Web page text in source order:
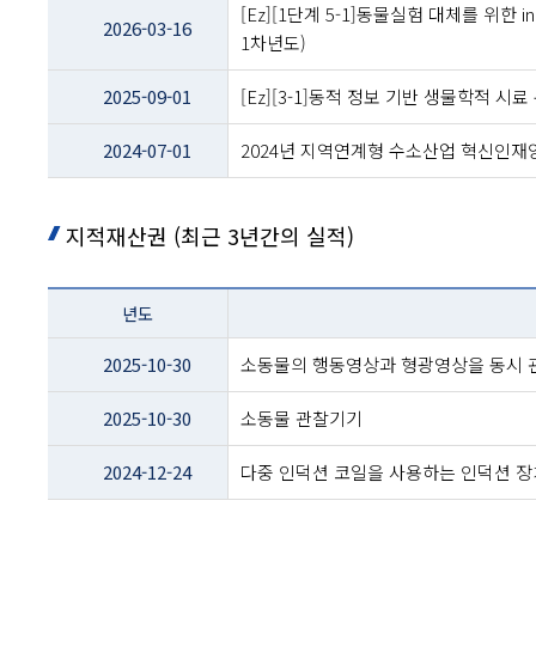
제목
2026-03-16
[Ez][1단계 5-1]동물실험 대체를 위한
1차년도)
2025-09-01 [Ez][3-1]동적 정보 기반 생물학적 시
2024-07-01 2024년 지역연계형 수소산업 혁신인재
지적재산권 (최근 3년간의 실적)
및
년도
2025-10-30 소동물의 행동영상과 형광영상을 동시
2025-10-30 소동물 관찰기기
2024-12-24 다중 인덕션 코일을 사용하는 인덕션